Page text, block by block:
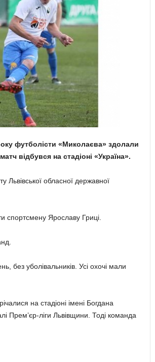
футболісти «Миколаєва» здолали
відбувся на стадіоні «Україна».
Львівської обласної державної
спортсмену Ярославу Гриці.
без уболівальників. Усі охочі мали
на стадіоні імені Богдана
Прем’єр-ліги Львівщини. Тоді команда